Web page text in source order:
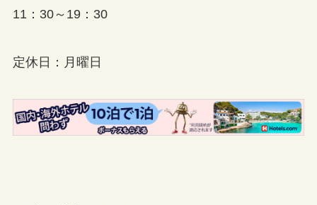
11：30～19：30
定休日：月曜日